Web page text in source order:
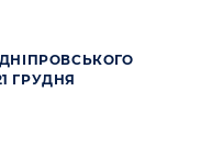
ГРУДНЯ